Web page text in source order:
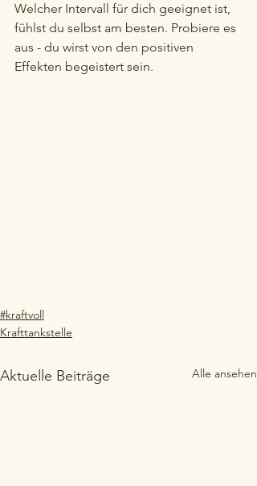
Welcher Intervall für dich geeignet ist,
fühlst du selbst am besten. Probiere es
aus - du wirst von den positiven
Effekten begeistert sein.
#kraftvoll
Krafttankstelle
Aktuelle Beiträge Alle ansehen